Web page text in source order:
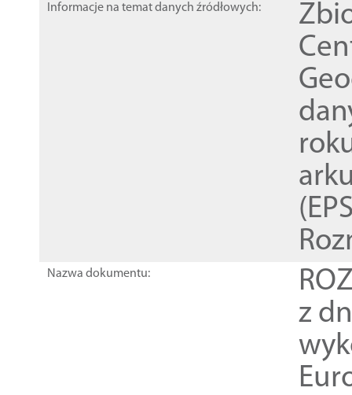
Informacje na temat danych źródłowych:
Nazwa dokumentu:
z